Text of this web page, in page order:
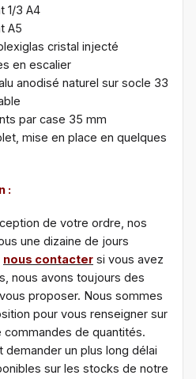
1/3 A4
A5
cristal injecté
en escalier
anodisé naturel sur socle 33
par case 35 mm
mise en place en quelques
:
de votre ordre, nos
une dizaine de jours
nous contacter si vous avez
nous avons toujours des
proposer. Nous sommes
pour vous renseigner sur
de quantités.
demander un plus long délai
sur les stocks de notre